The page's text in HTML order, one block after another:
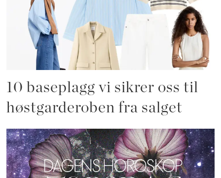
10 baseplagg vi sikrer oss til
høstgarderoben fra salget